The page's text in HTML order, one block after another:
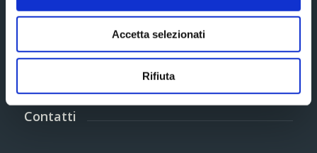
Accetta selezionati
Rifiuta
Questo sito è protetto da reCAPTCHA e si applicano i termini di
Privacy Policye Termini di servizio
Contatti